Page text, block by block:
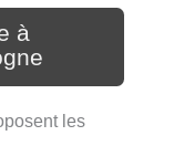
à
les